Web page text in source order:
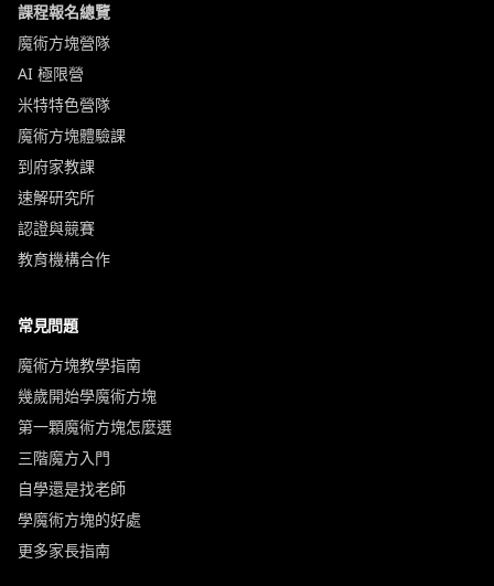
課程報名總覽
魔術方塊營隊
AI 極限營
米特特色營隊
魔術方塊體驗課
到府家教課
速解研究所
認證與競賽
教育機構合作
常見問題
魔術方塊教學指南
幾歲開始學魔術方塊
第一顆魔術方塊怎麼選
三階魔方入門
自學還是找老師
學魔術方塊的好處
更多家長指南